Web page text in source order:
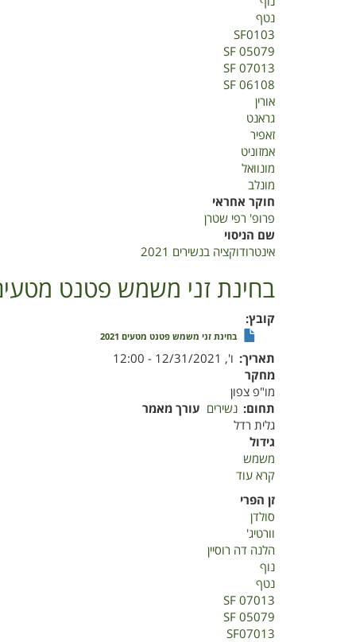
נטף
SF0103
SF 05079
SF 07013
SF 06108
אורין
גראנט
זאפיר
אמזוניט
מונוואל
מונלב
חוקר אחראי
פרופ' רפי שטרן
שם הניסוי
אינטרודוקציה בנשירים 2021
בחינת זני משמש פטנט מטעים
קובץ
בחינת זני משמש פטנט מטעים 2021
תאריך ו', 12/31/2021 - 12:00
מחקר
מו"פ צפון
תחום נשירים עורך מאמר
גלית רדל
גידול
משמש
קרא עוד
מטעים
זן הפרי
סולדן
וורטיג'
הלנה דה רוסיין
נוף
נטף
SF 07013
SF 05079
SF07013